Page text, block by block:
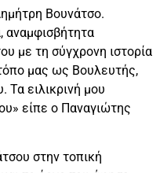
Βουνάτσο.
με τη σύγχρονη ιστορία
μας ως Βουλευτής,
ειλικρινή μου
είπε ο Παναγιώτης
στην τοπική